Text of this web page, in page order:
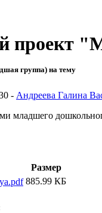
проект
группа) на тему
- Андреева Галина
младшего
Размер
885.99 КБ